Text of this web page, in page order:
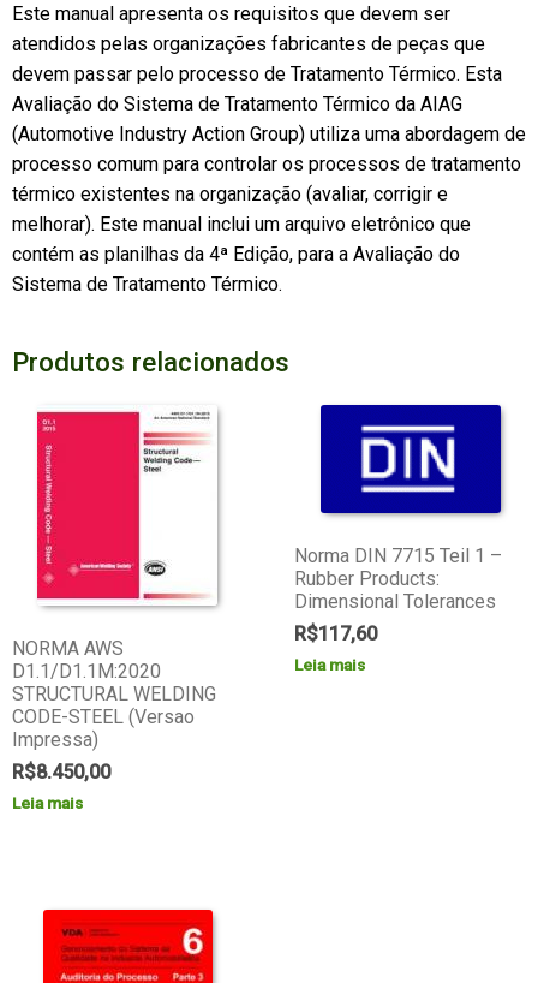
Este manual apresenta os requisitos que devem ser
atendidos pelas organizações fabricantes de peças que
devem passar pelo processo de Tratamento Térmico. Esta
Avaliação do Sistema de Tratamento Térmico da AIAG
(Automotive Industry Action Group) utiliza uma abordagem de
processo comum para controlar os processos de tratamento
térmico existentes na organização (avaliar, corrigir e
melhorar). Este manual inclui um arquivo eletrônico que
contém as planilhas da 4ª Edição, para a Avaliação do
Sistema de Tratamento Térmico.
Produtos relacionados
NORMA AWS
D1.1/D1.1M:2020
STRUCTURAL WELDING
CODE-STEEL (Versao
Impressa)
R$8.450,00
Leia mais
Norma DIN 7715 Teil 1 –
Rubber Products:
Dimensional Tolerances
R$117,60
Leia mais